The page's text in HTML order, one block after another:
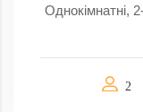
Однокімнатні,
2